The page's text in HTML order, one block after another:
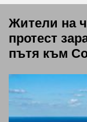
Жители на
протест
пътя към